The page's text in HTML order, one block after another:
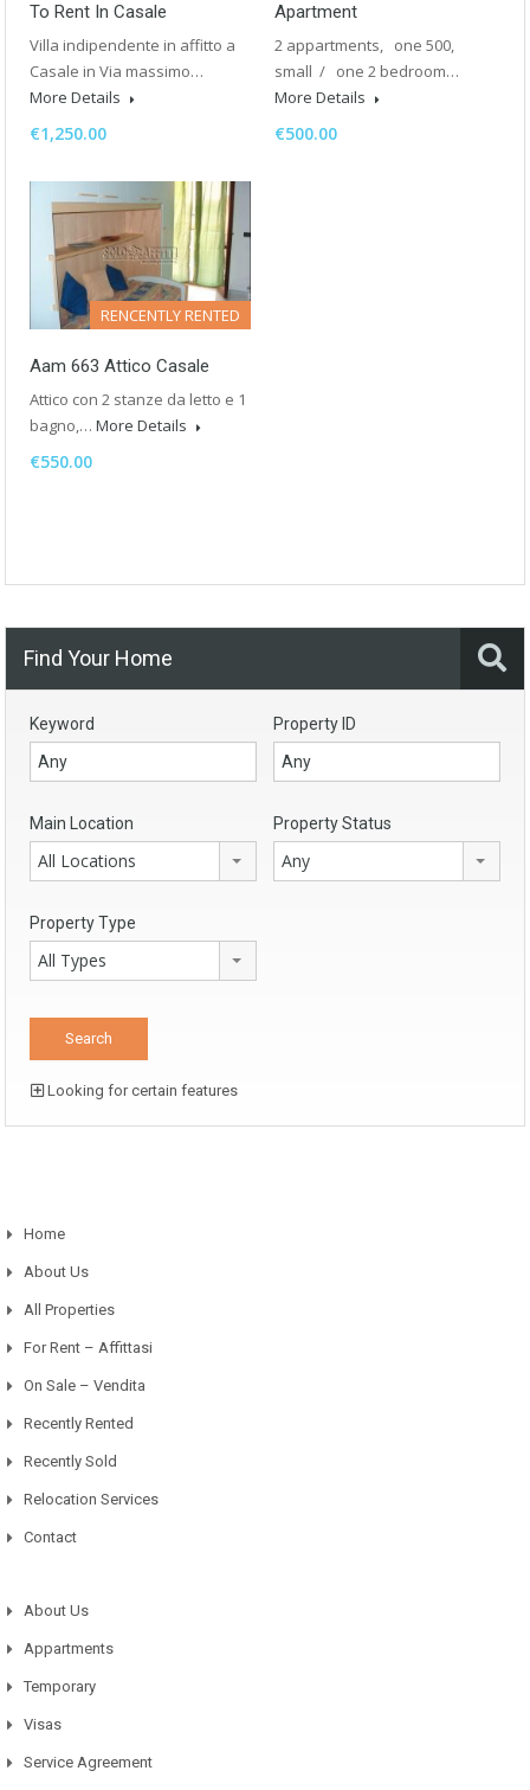
To Rent In Casale
Villa indipendente in affitto a
Casale in Via massimo…
More Details
€1,250.00
Apartment
2 appartments, one 500,
small / one 2 bedroom…
More Details
€500.00
RENCENTLY RENTED
Aam 663 Attico Casale
Attico con 2 stanze da letto e 1
bagno,… More Details
€550.00
Find Your Home
Keyword Property ID
Main Location
All Locations
Property Status
Any
Property Type
All Types
Looking for certain features
Home
About Us
All Properties
For Rent – Affittasi
On Sale – Vendita
Recently Rented
Recently Sold
Relocation Services
Contact
About Us
Appartments
Temporary
Visas
Service Agreement